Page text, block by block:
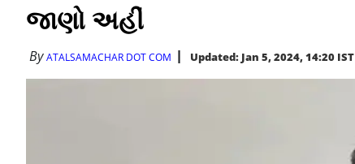
જાણો અહીં
ByATALSAMACHAR DOT COM Updated: Jan 5, 2024, 14:20 IST